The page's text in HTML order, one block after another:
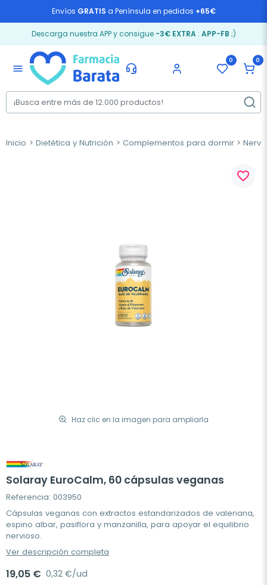
Envíos GRATIS a Península en pedidos +65€
Descarga nuestra APP y consigue -3€ EXTRA: APP-FB ;)
menu
0 0
Inicio Dietética y Nutrición Complementos para dormir
Haz clic en la imagen para ampliarla
favorite_border
Solaray EuroCalm, 60 cápsulas veganas
Referencia: 003950
Cápsulas veganas con extractos estandarizados de valeriana,
espino albar, pasiflora y manzanilla, para apoyar el equilibrio
nervioso.
Ver descripción completa
19,05 € 0,32 €/ud